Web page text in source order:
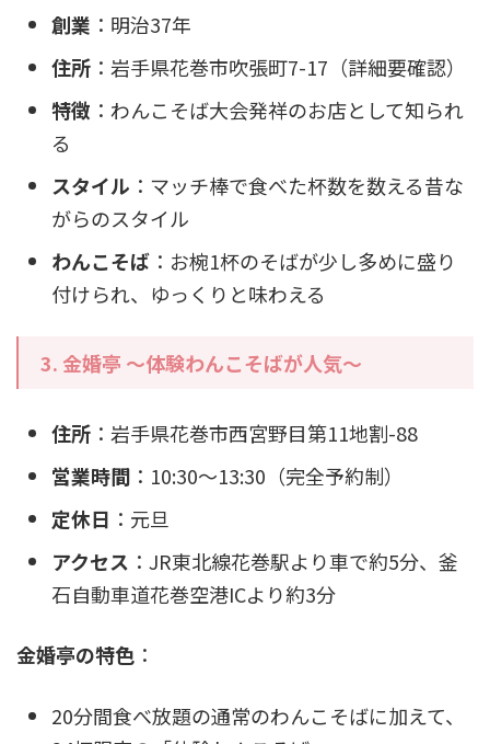
創業 ：明治37年
住所 ：岩手県花巻市吹張町7-17（詳細要確認）
特徴 ：わんこそば大会発祥のお店として知られ
る
スタイル ：マッチ棒で食べた杯数を数える昔な
がらのスタイル
わんこそば ：お椀1杯のそばが少し多めに盛り
付けられ、ゆっくりと味わえる
3. 金婚亭 ～体験わんこそばが人気～
住所 ：岩手県花巻市西宮野目第11地割-88
営業時間 ：10:30～13:30（完全予約制）
定休日 ：元旦
アクセス ：JR東北線花巻駅より車で約5分、釜
石自動車道花巻空港ICより約3分
金婚亭の特色 ：
20分間食べ放題の通常のわんこそばに加えて、